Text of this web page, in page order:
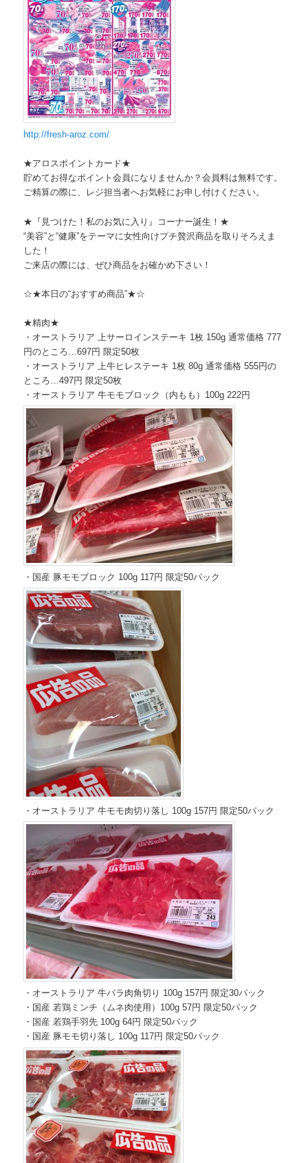
http://fresh-aroz.com/
★アロスポイントカード★
貯めてお得なポイント会員になりませんか？会員料は無料です。
ご精算の際に、レジ担当者へお気軽にお申し付けください。
★『見つけた！私のお気に入り』コーナー誕生！★
“美容”と“健康”をテーマに女性向けプチ贅沢商品を取りそろえま
した！
ご来店の際には、ぜひ商品をお確かめ下さい！
☆★本日の“おすすめ商品”★☆
★精肉★
・オーストラリア 上サーロインステーキ 1枚 150g 通常価格 777
円のところ…697円 限定50枚
・オーストラリア 上牛ヒレステーキ 1枚 80g 通常価格 555円の
ところ…497円 限定50枚
・オーストラリア 牛モモブロック（内もも）100g 222円
・国産 豚モモブロック 100g 117円 限定50パック
・オーストラリア 牛モモ肉切り落し 100g 157円 限定50パック
・オーストラリア 牛バラ肉角切り 100g 157円 限定30パック
・国産 若鶏ミンチ（ムネ肉使用）100g 57円 限定50パック
・国産 若鶏手羽先 100g 64円 限定50パック
・国産 豚モモ切り落し 100g 117円 限定50パック